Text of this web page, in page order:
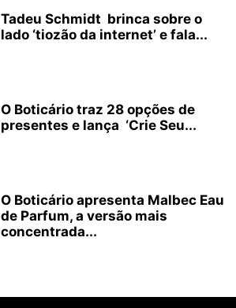
Tadeu Schmidt brinca sobre o
lado ‘tiozão da internet’ e fala...
O Boticário traz 28 opções de
presentes e lança ‘Crie Seu...
O Boticário apresenta Malbec Eau
de Parfum, a versão mais
concentrada...